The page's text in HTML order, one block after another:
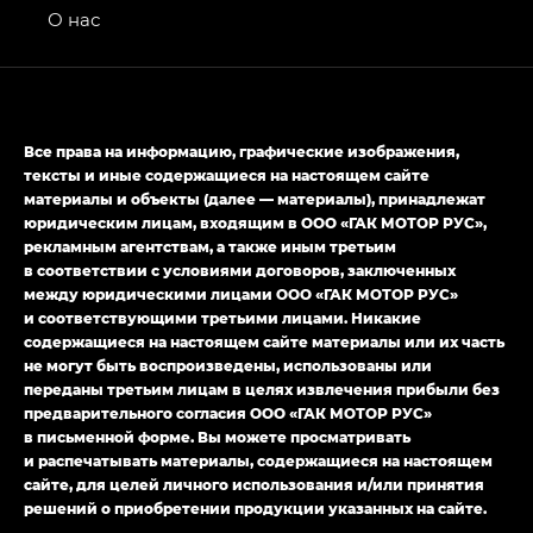
привод — GB AWD, Джи Эль Полный привод —
LOUNGE
Empow — Эмпау (Empow) в комплектации
Джи Эс — GS, Джи Эль с элементы экстерьера
в спортивном стиле — GL(S-Style)
О нас
Все права на информацию, графические изображения,
тексты и иные содержащиеся на настоящем сайте
материалы и объекты (далее — материалы), принадлежат
юридическим лицам, входящим в ООО «ГАК МОТОР РУС»,
рекламным агентствам, а также иным третьим
в соответствии с условиями договоров, заключенных
между юридическими лицами ООО «ГАК МОТОР РУС»
и соответствующими третьими лицами. Никакие
содержащиеся на настоящем сайте материалы или их часть
не могут быть воспроизведены, использованы или
переданы третьим лицам в целях извлечения прибыли без
предварительного согласия ООО «ГАК МОТОР РУС»
в письменной форме. Вы можете просматривать
и распечатывать материалы, содержащиеся на настоящем
сайте, для целей личного использования и/или принятия
решений о приобретении продукции указанных на сайте.